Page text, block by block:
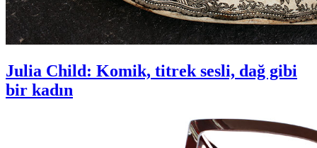
Julia Child: Komik, titrek sesli, dağ gibi
bir kadın